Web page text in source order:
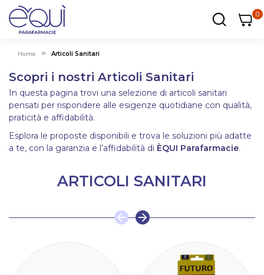
00
Home Articoli Sanitari
Scopri i nostri Articoli Sanitari
In questa pagina trovi una selezione di articoli sanitari
pensati per rispondere alle esigenze quotidiane con qualità,
praticità e affidabilità.
Esplora le proposte disponibili e trova le soluzioni più adatte
a te, con la garanzia e l’affidabilità di ÈQUI Parafarmacie.
ARTICOLI SANITARI